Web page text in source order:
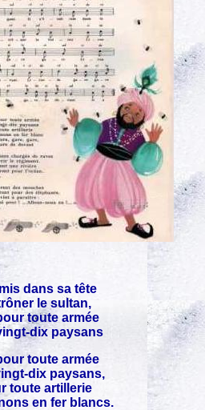
mis dans sa tête
le sultan,
toute armée
dix paysans
toute armée
dix paysans,
toute artillerie
en fer blancs.